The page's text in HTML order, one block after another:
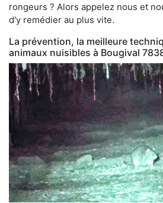
rongeurs ? Alors appelez nous et
d'y remédier au plus vite.
La prévention, la meilleure
animaux nuisibles à Bougival